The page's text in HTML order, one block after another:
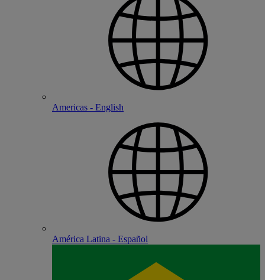
Americas - English
América Latina - Español